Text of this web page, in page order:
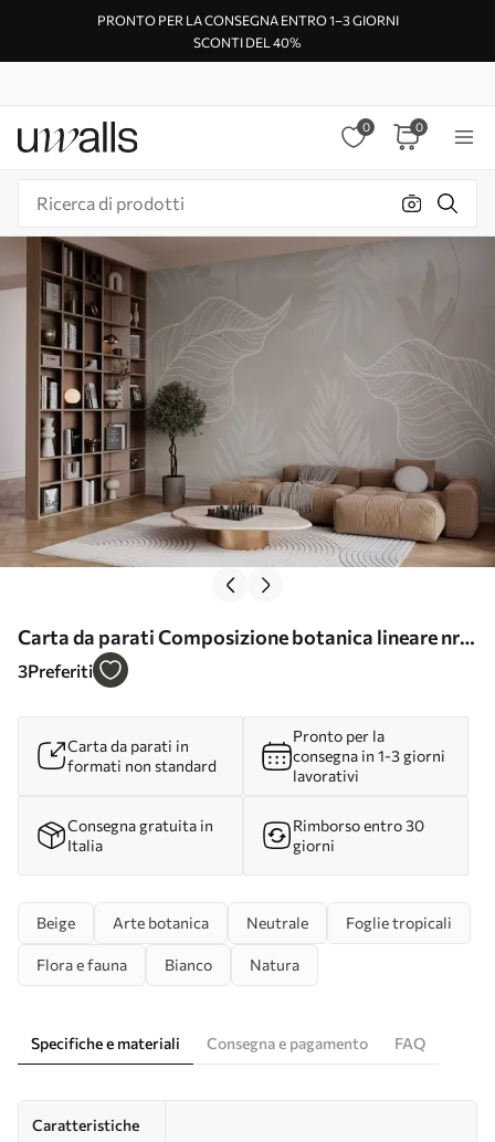
PRONTO PER LA CONSEGNA ENTRO 1–3 GIORNI
SCONTI DEL 40%
0 0
Carta da parati Composizione botanica lineare nr.
w03235v2
3Preferiti
Carta da parati in
formati non standard
Pronto per la
consegna in 1-3 giorni
lavorativi
Consegna gratuita in
Italia
Rimborso entro 30
giorni
Beige Arte botanica Neutrale Foglie tropicali
Flora e fauna Bianco Natura
Specifiche e materiali Consegna e pagamento FAQ
Caratteristiche